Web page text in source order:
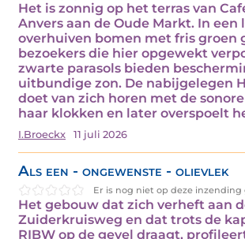
Het is zonnig op het terras van
Anvers aan de Oude Markt. In een
overhuiven bomen met fris groen
bezoekers die hier opgewekt
zwarte parasols bieden
uitbundige zon. De nabijgelegen
doet van zich horen met de
haar klokken en later overspoelt
I.Broeckx 11 juli 2026
Als een - ongewenste - olievlek
Er is nog niet op deze inzending
Het gebouw dat zich verheft aan
Zuiderkruisweg en dat trots de
RIBW op de gevel draagt,